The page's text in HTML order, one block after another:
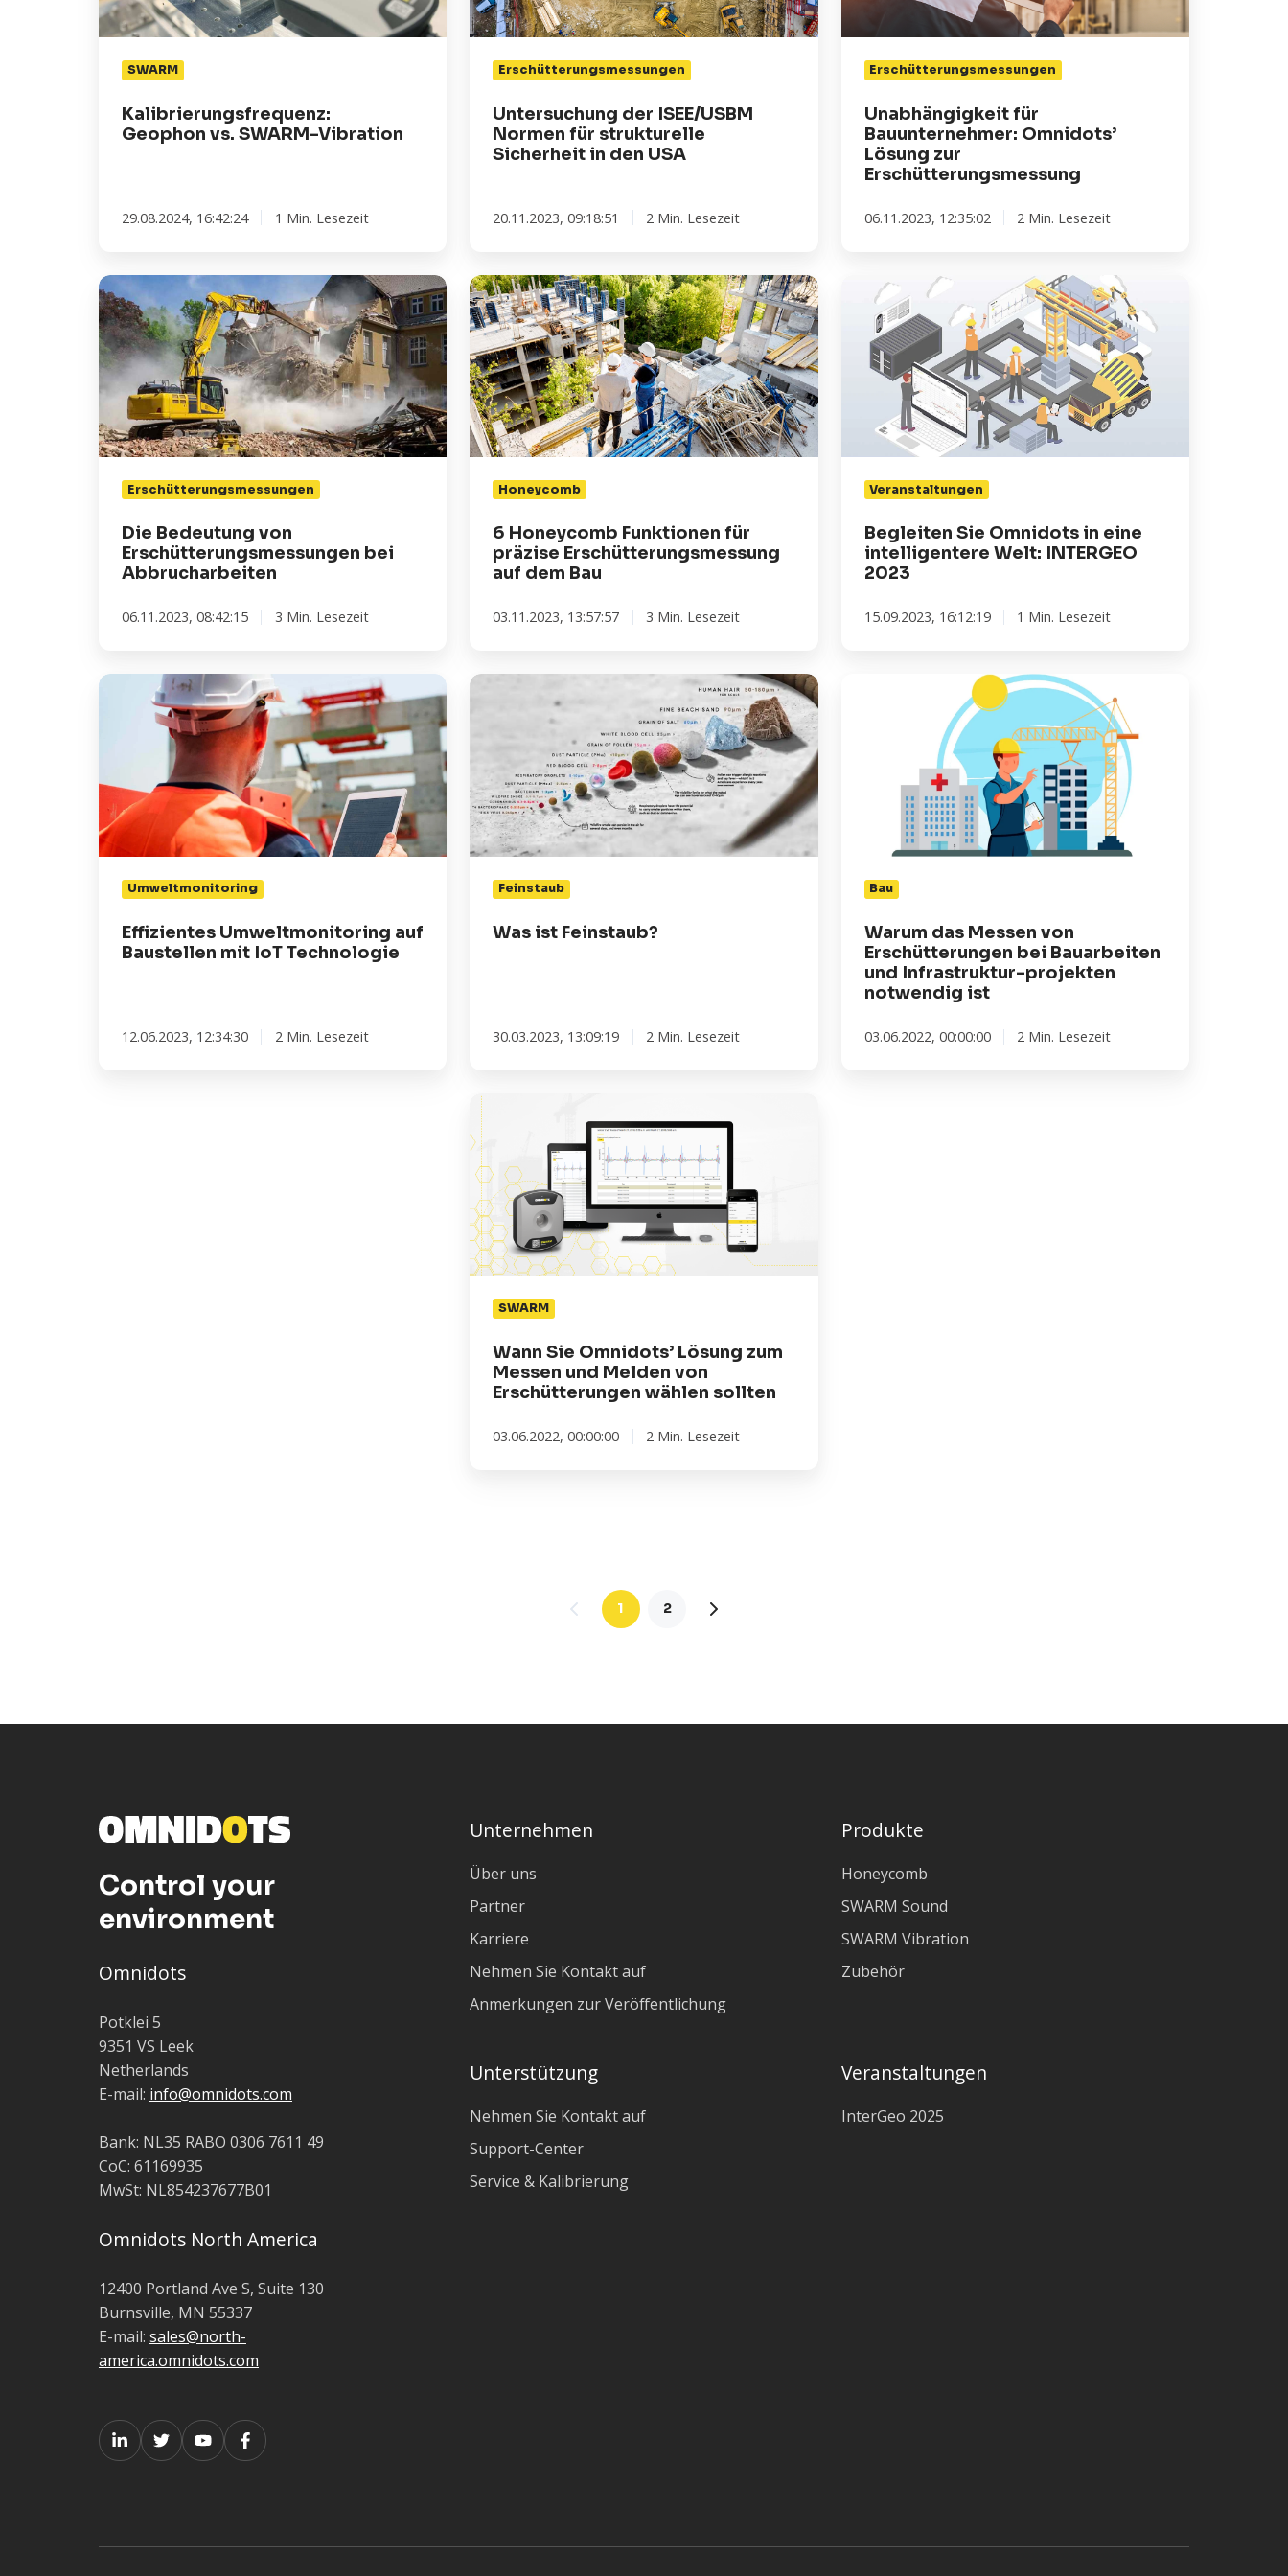
Vibration
SWARM
Kalibrierungsfrequenz:
Geophon vs. SWARM-Vibration
29.08.2024, 16:42:24 1 Min. Lesezeit
Sicherheit
in
den
USA
Erschütterungsmessungen
Untersuchung der ISEE/USBM
Normen für strukturelle
Sicherheit in den USA
20.11.2023, 09:18:51 2 Min. Lesezeit
Erschütterungsmessung
Erschütterungsmessungen
Unabhängigkeit für
Bauunternehmer: Omnidots’
Lösung zur
Erschütterungsmessung
06.11.2023, 12:35:02 2 Min. Lesezeit
Die
Bedeutung
von
Erschütterungsmessungen
bei
Abbrucharbeiten
Erschütterungsmessungen
Die Bedeutung von
Erschütterungsmessungen bei
Abbrucharbeiten
06.11.2023, 08:42:15 3 Min. Lesezeit
6
Honeycomb
Funktionen
für
präzise
Erschütterungsmessung
auf
dem
Bau
Honeycomb
6 Honeycomb Funktionen für
präzise Erschütterungsmessung
auf dem Bau
03.11.2023, 13:57:57 3 Min. Lesezeit
Begleiten
Omnidots
intelligentere
Welt:
INTERGEO
2023
Veranstaltungen
Begleiten Sie Omnidots in eine
intelligentere Welt: INTERGEO
2023
15.09.2023, 16:12:19 1 Min. Lesezeit
Effizientes
Umweltmonitoring
Baustellen
mit
IoT
Technologie
Umweltmonitoring
Effizientes Umweltmonitoring auf
Baustellen mit IoT Technologie
12.06.2023, 12:34:30 2 Min. Lesezeit
Was
Feinstaub
Was ist Feinstaub?
30.03.2023, 13:09:19 2 Min. Lesezeit
Erschütterungen
Bauarbeiten
Infrastruktur-
projekten
notwendig
Bau
Warum das Messen von
Erschütterungen bei Bauarbeiten
und Infrastruktur-projekten
notwendig ist
03.06.2022, 00:00:00 2 Min. Lesezeit
Wann
Sie
Omnidots’
Lösung
zum
Messen
und
Melden
von
Erschütterungen
wählen
sollten
SWARM
Wann Sie Omnidots’ Lösung zum
Messen und Melden von
Erschütterungen wählen sollten
03.06.2022, 00:00:00 2 Min. Lesezeit
1 2
Control your
environment
Omnidots
Potklei 5
9351 VS Leek
Netherlands
E-mail: info@omnidots.com
Bank: NL35 RABO 0306 7611 49
CoC: 61169935
MwSt: NL854237677B01
Omnidots North America
12400 Portland Ave S, Suite 130
Burnsville, MN 55337
E-mail: sales@north-
america.omnidots.com
Unternehmen
Über uns
Partner
Karriere
Nehmen Sie Kontakt auf
Anmerkungen zur Veröffentlichung
Produkte
Honeycomb
SWARM Sound
SWARM Vibration
Zubehör
Unterstützung
Nehmen Sie Kontakt auf
Support-Center
Service & Kalibrierung
Veranstaltungen
InterGeo 2025